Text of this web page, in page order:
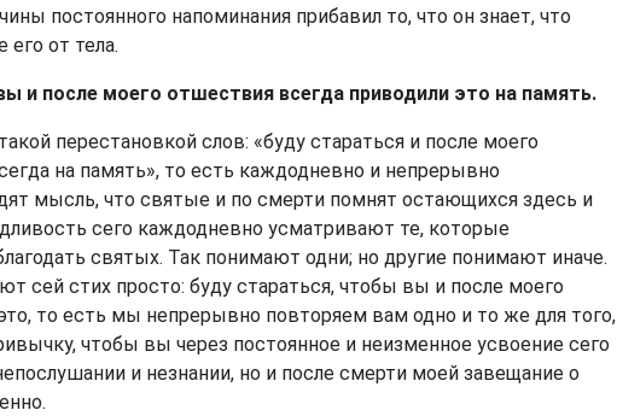
постоянного напоминания прибавил то, что он знает, что
от тела.
и после моего отшествия всегда приводили это на память.
перестановкой слов: «буду стараться и после моего
на память», то есть каждодневно и непрерывно
мысль, что святые и по смерти помнят остающихся здесь и
сего каждодневно усматривают те, которые
святых. Так понимают одни; но другие понимают иначе.
сей стих просто: буду стараться, чтобы вы и после моего
то есть мы непрерывно повторяем вам одно и то же для того,
чтобы вы через постоянное и неизменное усвоение сего
и незнании, но и после смерти моей завещание о